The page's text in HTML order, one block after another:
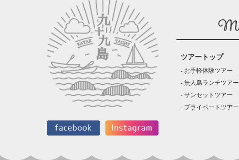
ツアートップ
お手軽体験ツアー
無人島ランチツアー
サンセットツアー
プライベートツアー